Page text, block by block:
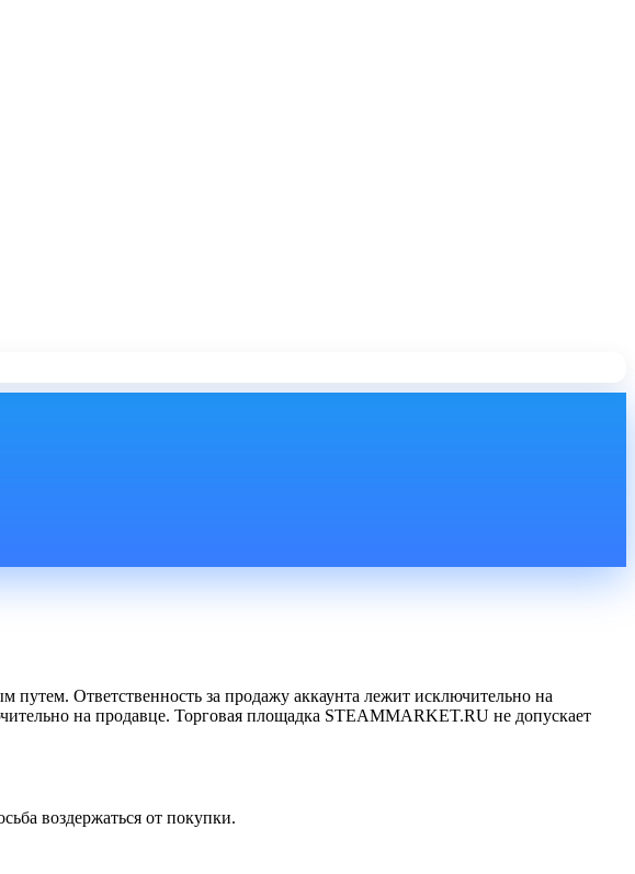
путем. Ответственность за продажу аккаунта лежит исключительно на
на продавце. Торговая площадка STEAMMARKET.RU не допускает
воздержаться от покупки.